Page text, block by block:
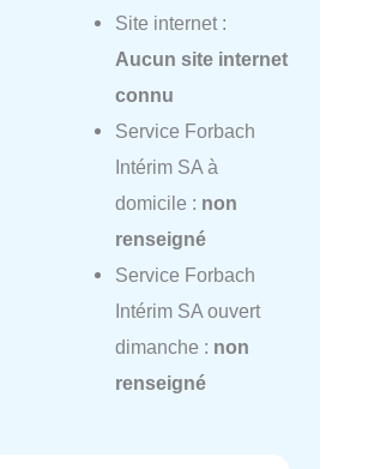
Site internet :
Aucun site internet
connu
Service Forbach
Intérim SA à
domicile : non
renseigné
Service Forbach
Intérim SA ouvert
dimanche : non
renseigné